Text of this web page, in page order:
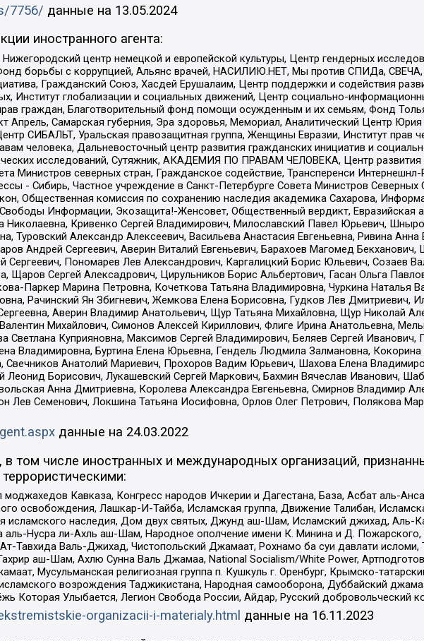
7756/ данные на 13.05.2024
иностранного агента:
центр немецкой и европейской культуры, Центр гендерных
борьбы с коррупцией, Альянс врачей, НАСИЛИЮ.НЕТ, Мы против СПИДа, СВЕЧА,
Гражданский Союз, Хасдей Ерушалаим, Центр поддержки и содействия
Институт глобализации и социальных движений, Центр социально-
граждан, Благотворительный фонд помощи осужденным и их семьям, Фонд
Апрель, Самарская губерния, Эра здоровья, Мемориал, Аналитический Центр
СИБАЛЬТ, Уральская правозащитная группа, Женщины Евразии, Институт прав
человека, Дальневосточный центр развития гражданских инициатив и
исследований, Сутяжник, АКАДЕМИЯ ПО ПРАВАМ ЧЕЛОВЕКА, Центр развития
Министров северных стран, Гражданское содействие, Трансперенси
- Сибирь, Частное учреждение в Санкт-Петербурге Совета Министров
Общественная комиссия по сохранению наследия академика Сахарова,
Свободы Информации, Экозащита!-Женсовет, Общественный вердикт, Евразийская
Николаевна, Кривенко Сергей Владимирович, Милославский Павел Юрьевич,
Туровский Александр Алексеевич, Васильева Анастасия Евгеньевна, Ривина Анна
Андрей Сергеевич, Аверин Виталий Евгеньевич, Барахоев Магомед Бекханович,
Пономарев Лев Александрович, Каргалицкий Борис Юльевич, Созаев
Щаров Сергей Алексадрович, Цирульников Борис Альбертович, Гасан Ольга
Паркер Марина Петровна, Кочеткова Татьяна Владимировна, Чуркина Наталья
Рачинский Ян Збигневич, Жемкова Елена Борисовна, Гудков Лев Дмитриевич,
Аверин Владимир Анатольевич, Щур Татьяна Михайловна, Щур Николай
Михайлович, Симонов Алексей Кириллович, Флиге Ирина Анатольевна,
Куприяновна, Максимов Сергей Владимирович, Беляев Сергей Иванович,
Владимировна, Буртина Елена Юрьевна, Гендель Людмила Залмановна, Кокорина
Анатолий Мариевич, Прохоров Вадим Юрьевич, Шахова Елена
Леонид Борисович, Лукашевский Сергей Маркович, Бахмин Вячеслав Иванович,
Анна Дмитриевна, Королева Александра Евгеньевна, Смирнов Владимир
Лев Семенович, Локшина Татьяна Иосифовна, Орлов Олег Петрович, Полякова
данные на 24.03.2022
том числе иностранных и международных организаций,
Кавказа, Конгресс народов Ичкерии и Дагестана, База, Асбат аль-
освобождения, Лашкар-И-Тайба, Исламская группа, Движение Талибан,
наследия, Дом двух святых, Джунд аш-Шам, Исламский джихад, Аль-
Нусра ли-Ахль аш-Шам, Народное ополчение имени К. Минина и Д. Пожарского,
Тавхида Валь-Джихад, Чистопольский Джамаат, Рохнамо ба суи давлати исломи,
аш-Шам, Ахлю Сунна Валь Джамаа, National Socialism/White Power,
Мусульманская религиозная группа п. Кушкуль г. Оренбург, Крымско-
возрождения Таджикистана, Народная самооборона, Дуббайский
Которая Улыбается, Легион Свобода России, Айдар, Русский добровольческий
organizacii-i-materialy.html данные на 16.11.2023